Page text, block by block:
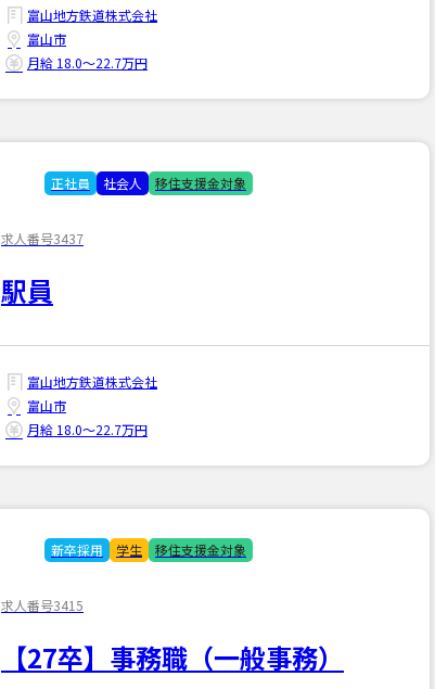
富山地方鉄道株式会社
富山市
月給 18.0〜22.7万円
正社員 社会人 移住支援金対象
求人番号3437
駅員
富山地方鉄道株式会社
富山市
月給 18.0〜22.7万円
新卒採用 学生 移住支援金対象
求人番号3415
【27卒】事務職（一般事務）